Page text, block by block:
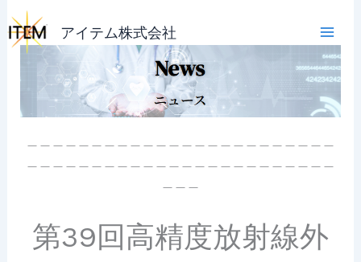
容
を
アイテム株式会社
第39回高精度放射線外